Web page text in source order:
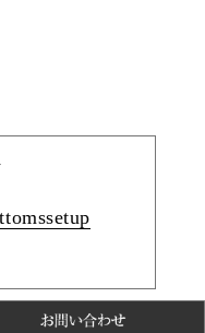
setup